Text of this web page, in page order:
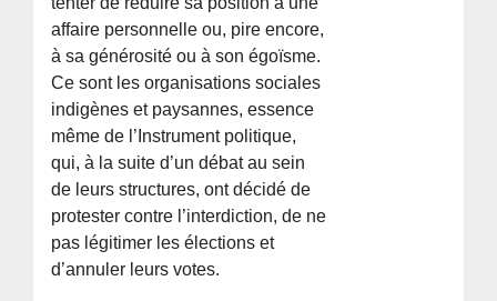
affaire personnelle ou, pire encore,
à sa générosité ou à son égoïsme.
Ce sont les organisations sociales
indigènes et paysannes, essence
même de l’Instrument politique,
qui, à la suite d’un débat au sein
de leurs structures, ont décidé de
protester contre l’interdiction, de ne
pas légitimer les élections et
d’annuler leurs votes.